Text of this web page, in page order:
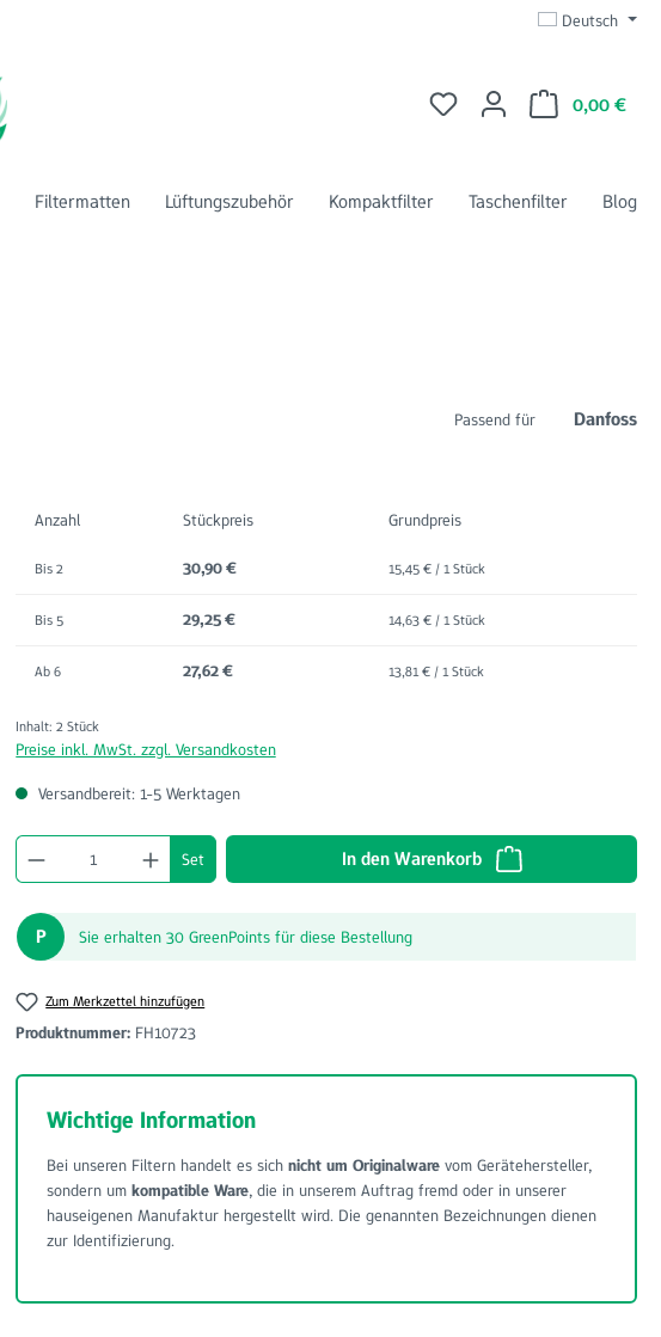
Deutsch
Du hast 0 Produkte auf dem
0,00 €
Filtermatten Lüftungszubehör Kompaktfilter Taschenfilter Blog
Passend für Danfoss
Anzahl Stückpreis Grundpreis
Bis2 30,90 € 15,45 € / 1 Stück
Bis 5 29,25 € 14,63 € / 1 Stück
Ab6 27,62 € 13,81 € / 1 Stück
Inhalt: 2 Stück
Preise inkl. MwSt. zzgl. Versandkosten
Versandbereit: 1-5 Werktagen
Produkt Anzahl: Gib den gewünschten Wert ein oder
Set In den Warenkorb
P Sie erhalten 30 GreenPoints für diese Bestellung
Zum Merkzettel hinzufügen
Produktnummer: FH10723
Wichtige Information
Bei unseren Filtern handelt es sich nicht um Originalware vom Gerätehersteller,
sondern um kompatible Ware, die in unserem Auftrag fremd oder in unserer
hauseigenen Manufaktur hergestellt wird. Die genannten Bezeichnungen dienen
zur Identifizierung.